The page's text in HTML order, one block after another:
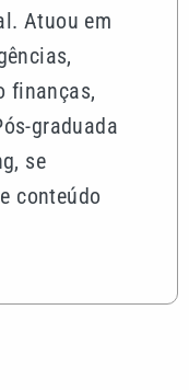
Atuou em
finanças,
graduada
se
conteúdo